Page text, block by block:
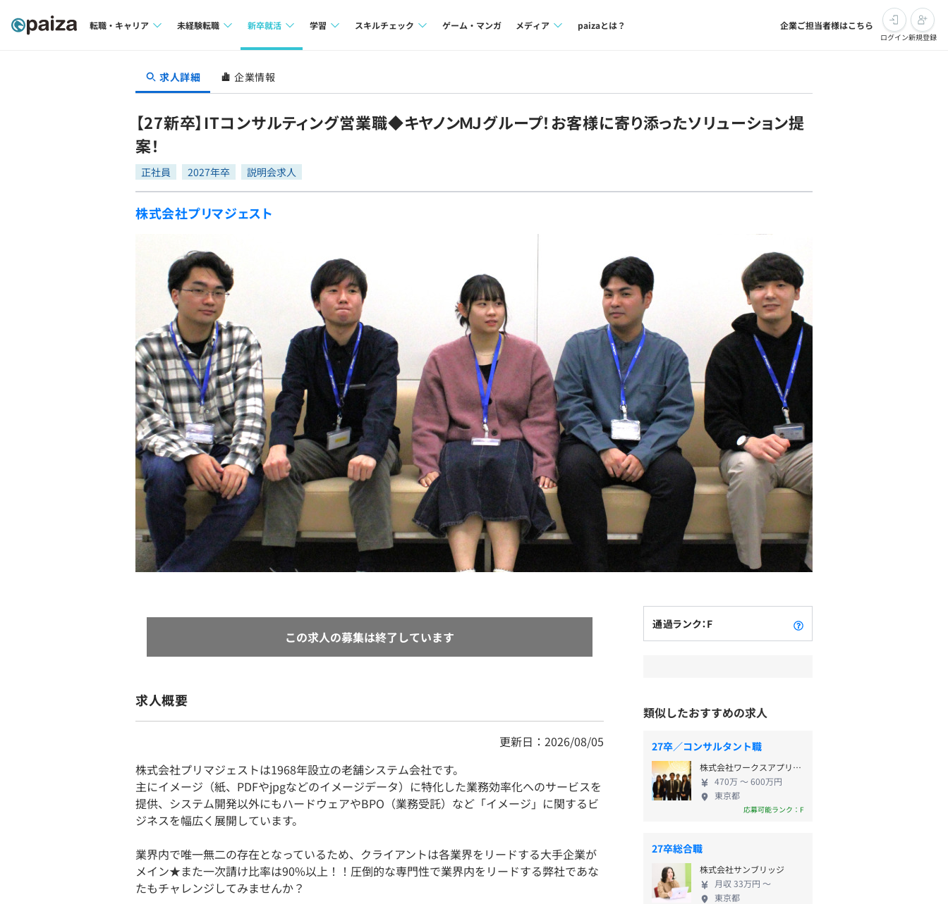
転職・キャリア
転職成功ガイド
未経験転職
求人検索
転職成功ガイド
新卒就活
本選考
インタビュー
学習
4択課題
リファレンス
法人向けプラン
学校向けプラン
契約内容・クーポン
スキルチェック
評価結果一覧
ゲーム・マンガ メディア
note
paizaとは？ 企業ご担当者様はこちら
ログイン新規登録
求人詳細 企業情報
【27新卒】ITコンサルティング営業職◆キヤノンＭＪグループ！お客様に寄り添ったソリューション提
案！
正社員 2027年卒 説明会求人
株式会社プリマジェスト
この求人の募集は終了しています
求人概要
更新日：2026/08/05
株式会社プリマジェストは1968年設立の老舗システム会社です。
主にイメージ（紙、PDFやjpgなどのイメージデータ）に特化した業務効率化へのサービスを
提供、システム開発以外にもハードウェアやBPO（業務受託）など「イメージ」に関するビ
ジネスを幅広く展開しています。
業界内で唯一無二の存在となっているため、クライアントは各業界をリードする大手企業が
メイン★また一次請け比率は90%以上！！圧倒的な専門性で業界内をリードする弊社であな
たもチャレンジしてみませんか？
通過ランク：F
類似したおすすめの求人
27卒／コンサルタント職
株式会社ワークスアプリケーションズ
470万 〜 600万円
東京都
応募可能ランク：F
27卒総合職
株式会社サンブリッジ
月収 33万円 〜
東京都